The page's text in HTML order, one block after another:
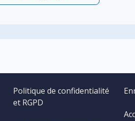
Politique de confidentialité
et RGPD